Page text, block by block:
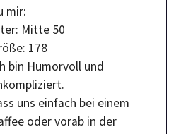
mir:
Mitte 50
178
bin Humorvoll und
uns einfach bei einem
oder vorab in der